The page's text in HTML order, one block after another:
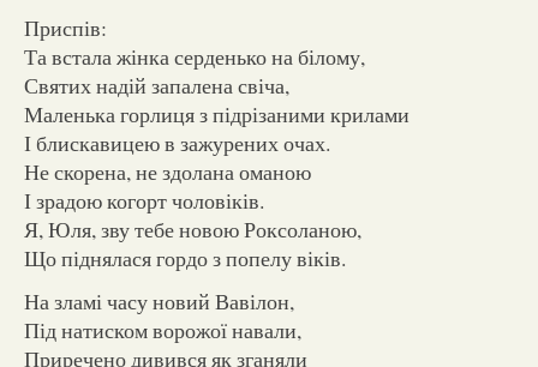
Приспів:
Та встала жінка серденько на білому,
Святих надій запалена свіча,
Маленька горлиця з підрізаними крилами
І блискавицею в зажурених очах.
Не скорена, не здолана оманою
І зрадою когорт чоловіків.
Я, Юля, зву тебе новою Роксоланою,
Що піднялася гордо з попелу віків.
На зламі часу новий Вавілон,
Під натиском ворожої навали,
Приречено дивився як зганяли